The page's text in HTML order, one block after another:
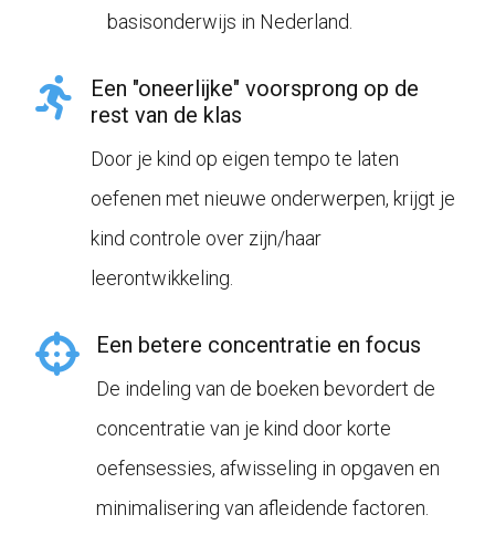
basisonderwijs in Nederland.
Een "oneerlijke" voorsprong op de
rest van de klas
Door je kind op eigen tempo te laten
oefenen met nieuwe onderwerpen, krijgt je
kind controle over zijn/haar
leerontwikkeling.
Een betere concentratie en focus
De indeling van de boeken bevordert de
concentratie van je kind door korte
oefensessies, afwisseling in opgaven en
minimalisering van afleidende factoren.